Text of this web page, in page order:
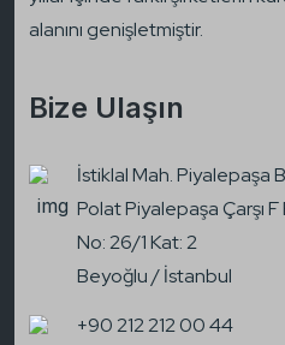
alanını genişletmiştir.
Bize Ulaşın
İstiklal Mah. Piyalepaşa
Polat Piyalepaşa Çarşı F
No: 26/1 Kat: 2
Beyoğlu / İstanbul
+90 212 212 00 44